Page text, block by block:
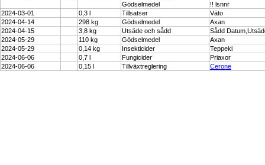
Gödselmedel
!! lsnnr
2024-03-01
0,3 l Tillsatser
Väto
2024-04-14
298 kg Gödselmedel
Axan
2024-04-15
3,8 kg Utsäde och sådd
Sådd
2024-05-29
110 kg Gödselmedel
Axan
2024-05-29
0,14 kg Insekticider
Teppeki
2024-06-06
0,7 l Fungicider
Priaxor
2024-06-06
0,15 l Tillväxtreglering Cerone